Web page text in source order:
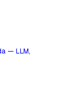
— LLM,